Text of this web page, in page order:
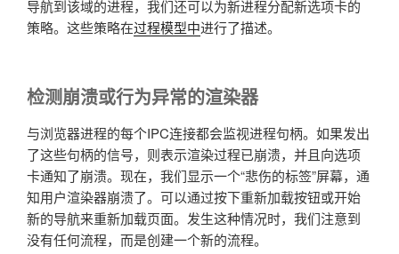
导航到该域的进程，我们还可以为新进程分配新选项卡的
策略。这些策略在过程模型中进行了描述。
检测崩溃或行为异常的渲染器
与浏览器进程的每个IPC连接都会监视进程句柄。如果发出
了这些句柄的信号，则表示渲染过程已崩溃，并且向选项
卡通知了崩溃。现在，我们显示一个“悲伤的标签”屏幕，通
知用户渲染器崩溃了。可以通过按下重新加载按钮或开始
新的导航来重新加载页面。发生这种情况时，我们注意到
没有任何流程，而是创建一个新的流程。